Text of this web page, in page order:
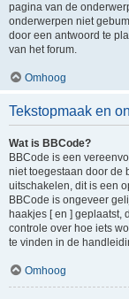
pagina van de
onderwerpen niet
door een antwoord te
van het forum.
Omhoog
Tekstopmaak en
Wat is BBCode?
BBCode is een
niet toegestaan door de
uitschakelen, dit is een
BBCode is ongeveer
haakjes [ en ] geplaatst,
controle over hoe iets
te vinden in de
Omhoog